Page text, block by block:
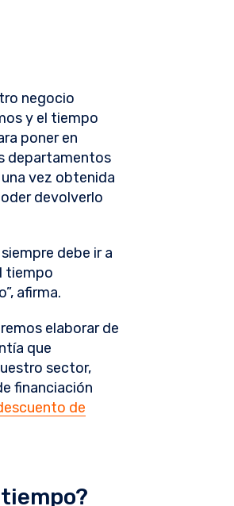
negocio
y el tiempo
poner en
departamentos
vez obtenida
devolverlo
debe ir a
tiempo
afirma.
elaborar de
que
sector,
financiación
de